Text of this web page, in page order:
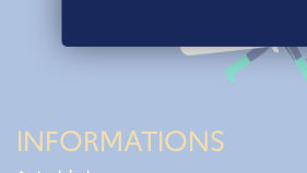
INFORMATIONS